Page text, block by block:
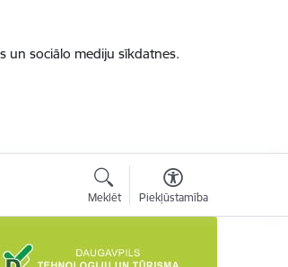
un sociālo mediju sīkdatnes.
Meklēt Piekļūstamība